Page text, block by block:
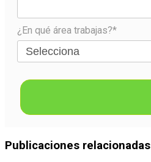
¿En qué área trabajas?*
Publicaciones relacionadas